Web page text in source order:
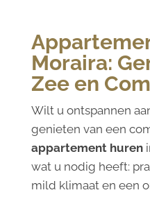
Moraira:
Zee en
Wilt u ontspannen
genieten van een
appartement huren
wat u nodig heeft:
mild klimaat en een